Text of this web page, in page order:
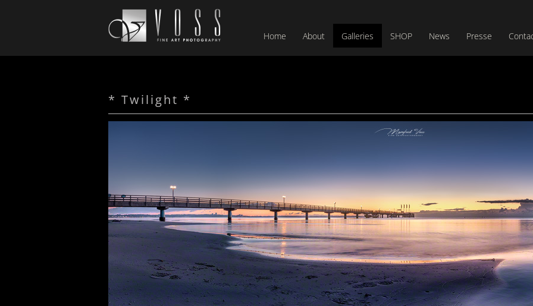
Home About Galleries SHOP News Presse
* Twilight *